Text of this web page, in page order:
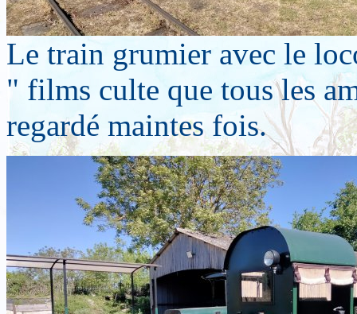
Le train grumier avec le
" films culte que tous les
regardé maintes fois.